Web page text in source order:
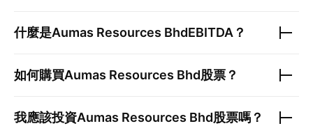
什麼是Aumas Resources BhdEBITDA？
如何購買Aumas Resources Bhd股票？
我應該投資Aumas Resources Bhd股票嗎？